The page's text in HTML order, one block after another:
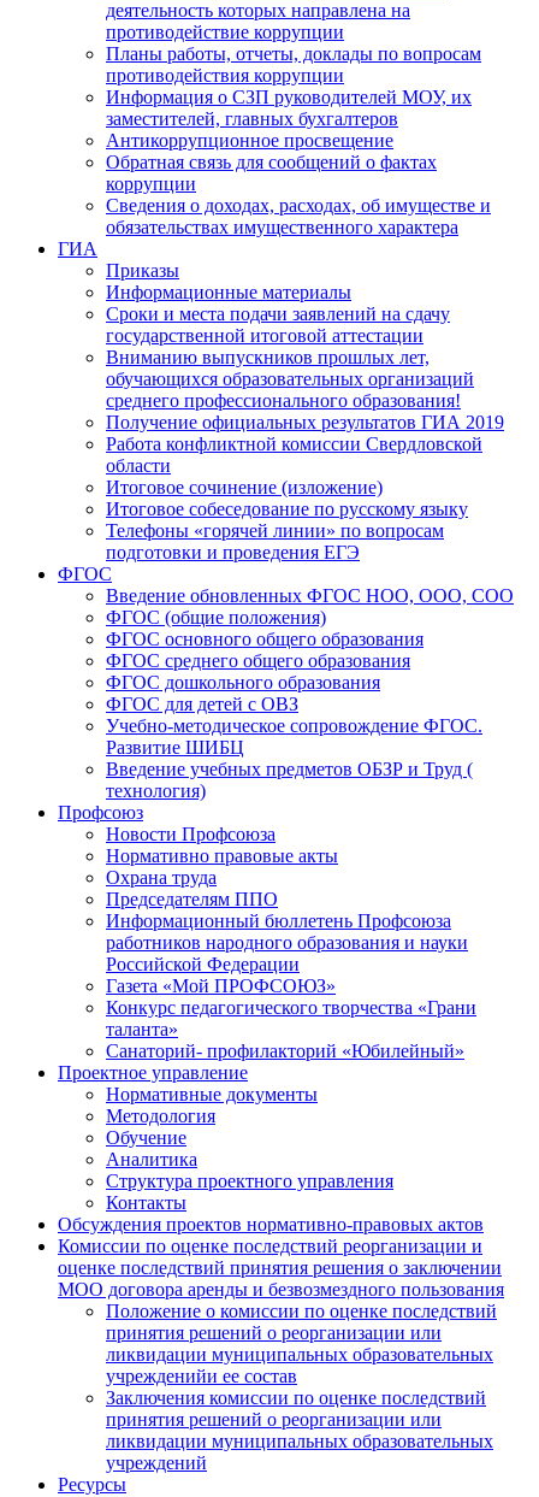
деятельность которых направлена на
противодействие коррупции
Планы работы, отчеты, доклады по вопросам
противодействия коррупции
Информация о СЗП руководителей МОУ, их
заместителей, главных бухгалтеров
Антикоррупционное просвещение
Обратная связь для сообщений о фактах
коррупции
Сведения о доходах, расходах, об имуществе и
обязательствах имущественного характера
ГИА
Приказы
Информационные материалы
Сроки и места подачи заявлений на сдачу
государственной итоговой аттестации
Вниманию выпускников прошлых лет,
обучающихся образовательных организаций
среднего профессионального образования!
Получение официальных результатов ГИА 2019
Работа конфликтной комиссии Свердловской
области
Итоговое сочинение (изложение)
Итоговое собеседование по русскому языку
Телефоны «горячей линии» по вопросам
подготовки и проведения ЕГЭ
ФГОС
Введение обновленных ФГОС НОО, ООО, СОО
ФГОС (общие положения)
ФГОС основного общего образования
ФГОС среднего общего образования
ФГОС дошкольного образования
ФГОС для детей с ОВЗ
Учебно-методическое сопровождение ФГОС.
Развитие ШИБЦ
Введение учебных предметов ОБЗР и Труд (
технология)
Профсоюз
Новости Профсоюза
Нормативно правовые акты
Охрана труда
Председателям ППО
Информационный бюллетень Профсоюза
работников народного образования и науки
Российской Федерации
Газета «Мой ПРОФСОЮЗ»
Конкурс педагогического творчества «Грани
таланта»
Санаторий- профилакторий «Юбилейный»
Проектное управление
Нормативные документы
Методология
Обучение
Аналитика
Структура проектного управления
Контакты
Обсуждения проектов нормативно-правовых актов
Комиссии по оценке последствий реорганизации и
оценке последствий принятия решения о заключении
МОО договора аренды и безвозмездного пользования
Положение о комиссии по оценке последствий
принятия решений о реорганизации или
ликвидации муниципальных образовательных
учрежденийи ее состав
Заключения комиссии по оценке последствий
принятия решений о реорганизации или
ликвидации муниципальных образовательных
учреждений
Ресурсы